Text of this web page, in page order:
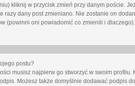
kliknij w przycisk zmień przy danym poście.
razy dany post zmieniano. Nie zostanie on
(powinni oni powiadomić co zmienili i
postu?
musisz najpierw go stworzyć w swoim
Możesz także domyślnie dodawać podpis